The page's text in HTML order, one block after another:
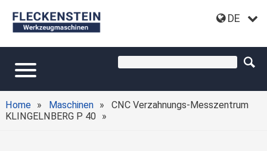
DE
Home Maschinen
CNC Verzahnungs-Messzentrum
KLINGELNBERG P 40